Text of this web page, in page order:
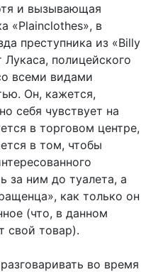
и вызывающая
«Plainclothes», в
преступника из «Billy
полицейского
всеми видами
Он, кажется,
себя чувствует на
в торговом центре,
в том, чтобы
за ним до туалета, а
как только он
(что, в данном
свой товар).
во время